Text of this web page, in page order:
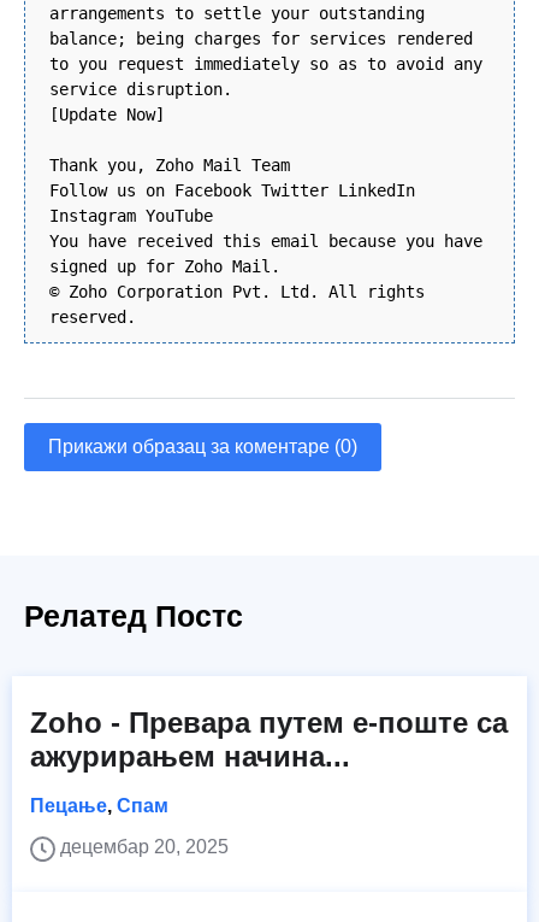
arrangements to settle your outstanding
balance; being charges for services rendered
to you request immediately so as to avoid any
service disruption.
[Update Now]
Thank you, Zoho Mail Team
Follow us on Facebook Twitter LinkedIn
Instagram YouTube
You have received this email because you have
signed up for Zoho Mail.
© Zoho Corporation Pvt. Ltd. All rights
reserved.
Прикажи образац за коментаре (0)
Релатед Постс
Zoho - Превара путем е-поште са
ажурирањем начина...
Пецање, Спам
децембар 20, 2025